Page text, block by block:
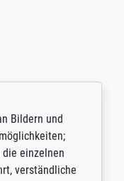
J.-L. Agasse (
Art Foto Matt
die
dass konnte ich